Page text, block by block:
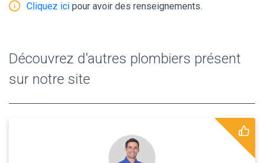
Cliquez ici pour avoir des renseignements.
Découvrez d'autres plombiers présent
sur notre site